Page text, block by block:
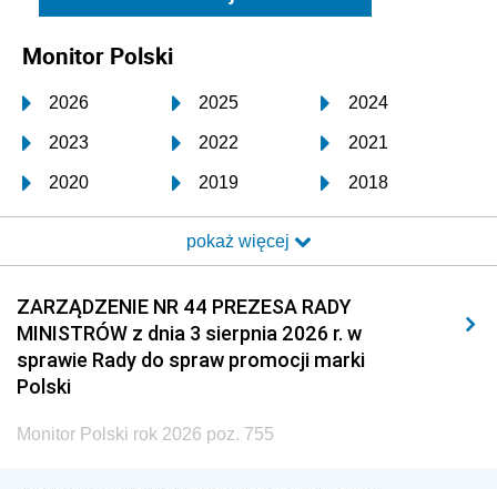
Monitor Polski
2026 2025 2024
2023 2022 2021
2020 2019 2018
2017 2016 2015
2014 2013 2012
2011 2010 2009
2008 2007 2006
2005
pokaż więcej
ZARZĄDZENIE NR 44 PREZESA RADY
MINISTRÓW z dnia 3 sierpnia 2026 r. w
sprawie Rady do spraw promocji marki
Polski
Monitor Polski rok 2026 poz. 755